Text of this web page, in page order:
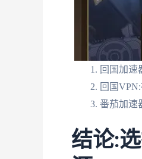
回国加速
回国
番茄加速
结论: